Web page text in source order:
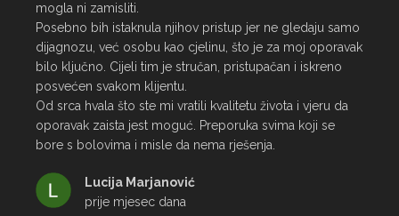
mogla ni zamisliti.
Posebno bih istaknula njihov pristup jer ne gledaju samo
dijagnozu, već osobu kao cjelinu, što je za moj oporavak
bilo ključno. Cijeli tim je stručan, pristupačan i iskreno
posvećen svakom klijentu.
Od srca hvala što ste mi vratili kvalitetu života i vjeru da
oporavak zaista jest moguć. Preporuka svima koji se
bore s bolovima i misle da nema rješenja.
Lucija Marjanović
prije mjesec dana